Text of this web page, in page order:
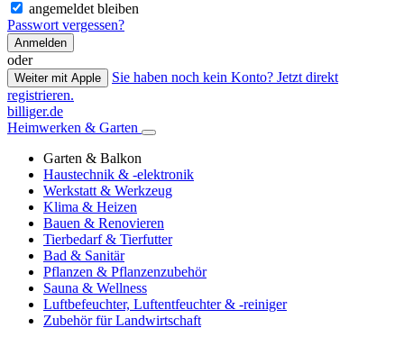
angemeldet bleiben
Passwort vergessen?
Anmelden
oder
Weiter mit Apple
Sie haben noch kein Konto? Jetzt direkt
registrieren.
billiger.de
Heimwerken & Garten
Garten & Balkon
Haustechnik & -elektronik
Werkstatt & Werkzeug
Klima & Heizen
Bauen & Renovieren
Tierbedarf & Tierfutter
Bad & Sanitär
Pflanzen & Pflanzenzubehör
Sauna & Wellness
Luftbefeuchter, Luftentfeuchter & -reiniger
Zubehör für Landwirtschaft